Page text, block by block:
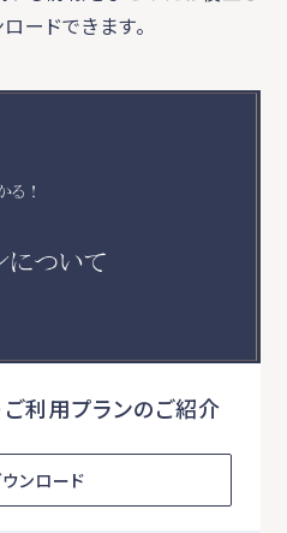
ードできます。
利用プランのご紹介
ンロード